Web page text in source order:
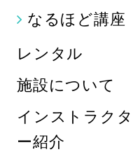
なるほど講座
レンタル
施設について
インストラクタ
ー紹介